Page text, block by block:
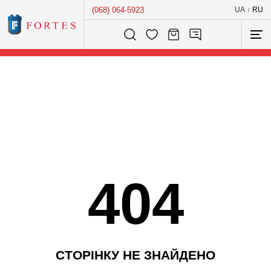
(068) 064-5923 UA / RU
Розумний пошук...
404
СТОРІНКУ НЕ ЗНАЙДЕНО